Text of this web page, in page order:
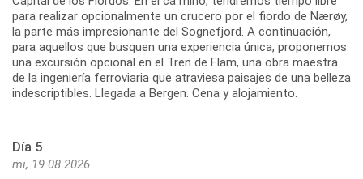
para realizar opcionalmente un crucero por el fiordo de Nærøy,
la parte más impresionante del Sognefjord. A continuación,
para aquellos que busquen una experiencia única, proponemos
una excursión opcional en el Tren de Flam, una obra maestra
de la ingeniería ferroviaria que atraviesa paisajes de una belleza
indescriptibles. Llegada a Bergen. Cena y alojamiento.
Día 5
mi, 19.08.2026